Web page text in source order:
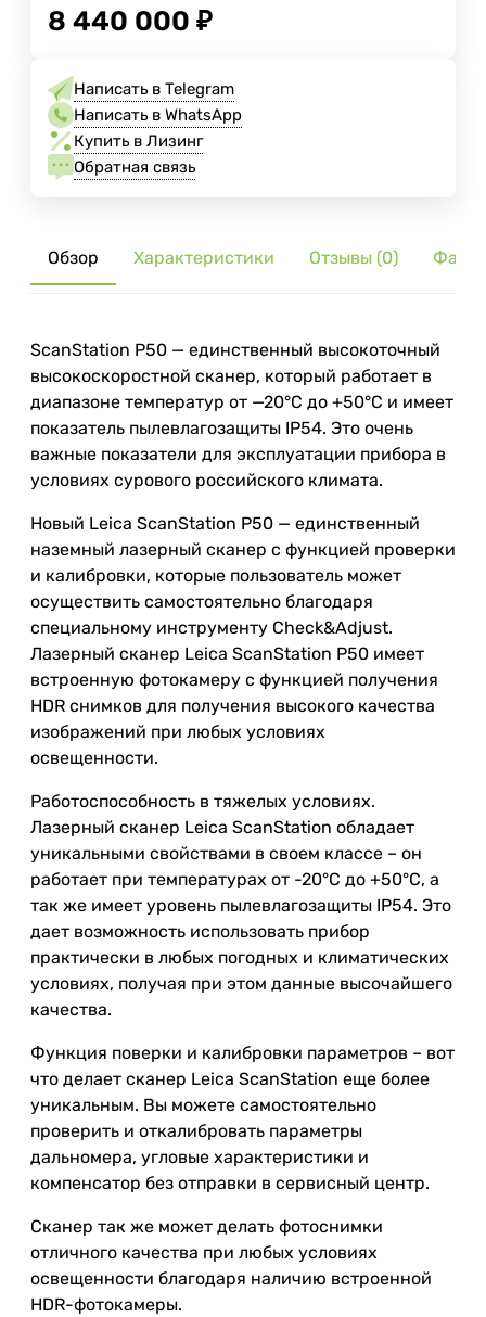
8 440 000 ₽
Написать в Telegram
Написать в WhatsApp
Купить в Лизинг
Обратная связь
Обзор Характеристики Отзывы (0)
ScanStation P50 — единственный высокоточный
высокоскоростной сканер, который работает в
диапазоне температур от —20°С до +50°С и имеет
показатель пылевлагозащиты IP54. Это очень
важные показатели для эксплуатации прибора в
условиях сурового российского климата.
Новый Leica ScanStation P50 — единственный
наземный лазерный сканер с функцией проверки
и калибровки, которые пользователь может
осуществить самостоятельно благодаря
специальному инструменту Check&Adjust.
Лазерный сканер Leica ScanStation P50 имеет
встроенную фотокамеру с функцией получения
HDR снимков для получения высокого качества
изображений при любых условиях
освещенности.
Работоспособность в тяжелых условиях.
Лазерный сканер Leica ScanStation обладает
уникальными свойствами в своем классе – он
работает при температурах от -20°C до +50°C, а
так же имеет уровень пылевлагозащиты IP54. Это
дает возможность использовать прибор
практически в любых погодных и климатических
условиях, получая при этом данные высочайшего
качества.
Функция поверки и калибровки параметров – вот
что делает сканер Leica ScanStation еще более
уникальным. Вы можете самостоятельно
проверить и откалибровать параметры
дальномера, угловые характеристики и
компенсатор без отправки в сервисный центр.
Сканер так же может делать фотоснимки
отличного качества при любых условиях
освещенности благодаря наличию встроенной
HDR-фотокамеры.